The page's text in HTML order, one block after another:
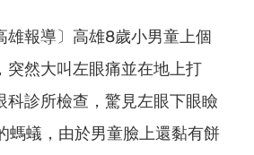
雄報導〕高雄8歲小男童上個
突然大叫左眼痛並在地上打
科診所檢查，驚見左眼下眼瞼
螞蟻，由於男童臉上還黏有餅